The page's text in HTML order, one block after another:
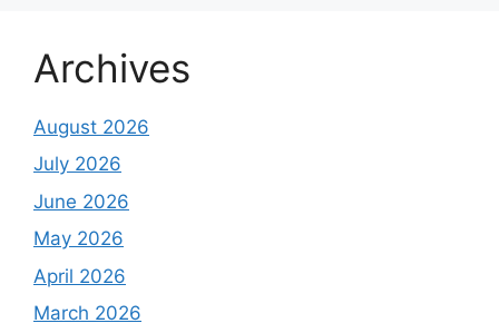
Archives
August 2026
July 2026
June 2026
May 2026
April 2026
March 2026